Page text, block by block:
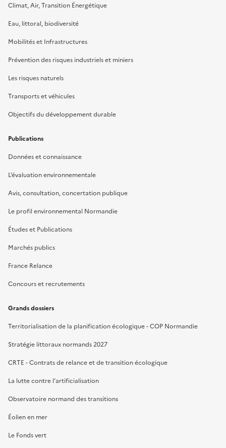
Climat, Air, Transition Énergétique
Eau, littoral, biodiversité
Mobilités et Infrastructures
Prévention des risques industriels et miniers
Les risques naturels
Transports et véhicules
Objectifs du développement durable
Publications
Données et connaissance
L’évaluation environnementale
Avis, consultation, concertation publique
Le profil environnemental Normandie
Études et Publications
Marchés publics
France Relance
Concours et recrutements
Grands dossiers
Territorialisation de la planification écologique - COP Normandie
Stratégie littoraux normands 2027
CRTE - Contrats de relance et de transition écologique
La lutte contre l’artificialisation
Observatoire normand des transitions
Éolien en mer
Le Fonds vert